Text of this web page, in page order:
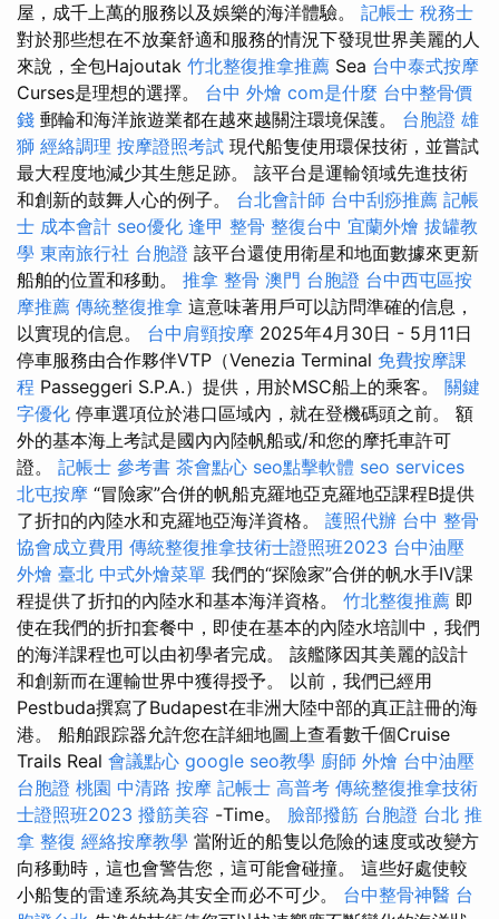
屋，成千上萬的服務以及娛樂的海洋體驗。 記帳士 稅務士
對於那些想在不放棄舒適和服務的情況下發現世界美麗的人
來說，全包Hajoutak 竹北整復推拿推薦 Sea 台中泰式按摩
Curses是理想的選擇。 台中 外燴 com是什麼 台中整骨價
錢 郵輪和海洋旅遊業都在越來越關注環境保護。 台胞證 雄
獅 經絡調理 按摩證照考試 現代船隻使用環保技術，並嘗試
最大程度地減少其生態足跡。 該平台是運輸領域先進技術
和創新的鼓舞人心的例子。 台北會計師 台中刮痧推薦 記帳
士 成本會計 seo優化 逢甲 整骨 整復台中 宜蘭外燴 拔罐教
學 東南旅行社 台胞證 該平台還使用衛星和地面數據來更新
船舶的位置和移動。 推拿 整骨 澳門 台胞證 台中西屯區按
摩推薦 傳統整復推拿 這意味著用戶可以訪問準確的信息，
以實現的信息。 台中肩頸按摩 2025年4月30日 - 5月11日
停車服務由合作夥伴VTP（Venezia Terminal 免費按摩課
程 Passeggeri S.P.A.）提供，用於MSC船上的乘客。 關鍵
字優化 停車選項位於港口區域內，就在登機碼頭之前。 額
外的基本海上考試是國內內陸帆船或/和您的摩托車許可
證。 記帳士 參考書 茶會點心 seo點擊軟體 seo services
北屯按摩 “冒險家”合併的帆船克羅地亞克羅地亞課程B提供
了折扣的內陸水和克羅地亞海洋資格。 護照代辦 台中 整骨
協會成立費用 傳統整復推拿技術士證照班2023 台中油壓
外燴 臺北 中式外燴菜單 我們的“探險家”合併的帆水手IV課
程提供了折扣的內陸水和基本海洋資格。 竹北整復推薦 即
使在我們的折扣套餐中，即使在基本的內陸水培訓中，我們
的海洋課程也可以由初學者完成。 該艦隊因其美麗的設計
和創新而在運輸世界中獲得授予。 以前，我們已經用
Pestbuda撰寫了Budapest在非洲大陸中部的真正註冊的海
港。 船舶跟踪器允許您在詳細地圖上查看數千個Cruise
Trails Real 會議點心 google seo教學 廚師 外燴 台中油壓
台胞證 桃園 中清路 按摩 記帳士 高普考 傳統整復推拿技術
士證照班2023 撥筋美容 -Time。 臉部撥筋 台胞證 台北 推
拿 整復 經絡按摩教學 當附近的船隻以危險的速度或改變方
向移動時，這也會警告您，這可能會碰撞。 這些好處使較
小船隻的雷達系統為其安全而必不可少。 台中整骨神醫 台